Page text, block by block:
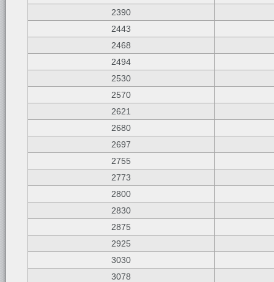
2390
2443
2468
2494
2530
2570
2621
2680
2697
2755
2773
2800
2830
2875
2925
3030
3078